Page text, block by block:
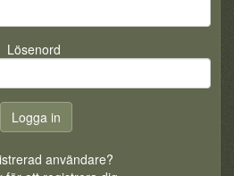
Lösenord
användare?